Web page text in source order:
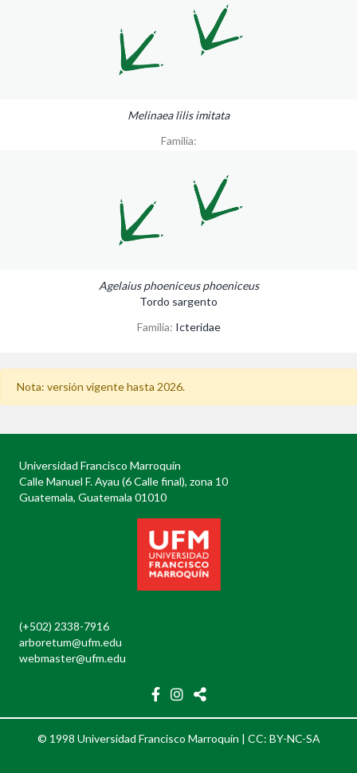
Melinaea lilis imitata
Familia:
Agelaius phoeniceus phoeniceus
Tordo sargento
Familia: Icteridae
Nota: versión vigente hasta 2026.
Universidad Francisco Marroquín
Calle Manuel F. Ayau (6 Calle final), zona 10
Guatemala, Guatemala 01010
(+502) 2338-7916
arboretum@ufm.edu
webmaster@ufm.edu
© 1998 Universidad Francisco Marroquín | CC: BY-NC-SA